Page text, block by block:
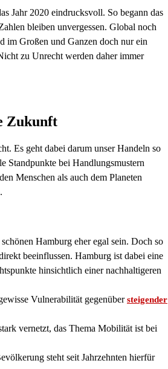
Jahr 2020 eindrucksvoll. So begann das
bleiben unvergessen. Global noch
im Großen und Ganzen doch nur ein
zu Unrecht werden daher immer
Zukunft
Es geht dabei darum unser Handeln so
Standpunkte bei Handlungsmustern
Menschen als auch dem Planeten
Hamburg eher egal sein. Doch so
beeinflussen. Hamburg ist dabei eine
hinsichtlich einer nachhaltigeren
Vulnerabilität gegenübersteigender
vernetzt, das Thema Mobilität ist bei
steht seit Jahrzehnten hierfür